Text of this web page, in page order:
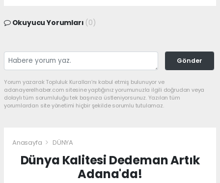
Okuyucu Yorumları (0)
Gönder
Yorum yazarak Topluluk Kuralları’nı kabul etmiş bulunuyor ve
adanayerelhaber.com sitesine yaptığınız yorumunuzla ilgili doğrudan veya
dolaylı tüm sorumluluğu tek başınıza üstleniyorsunuz. Yazılan tüm
yorumlardan site yönetimi hiçbir şekilde sorumlu tutulamaz.
Anasayfa DÜNYA
Dünya Kalitesi Dedeman Artık
Adana'da!